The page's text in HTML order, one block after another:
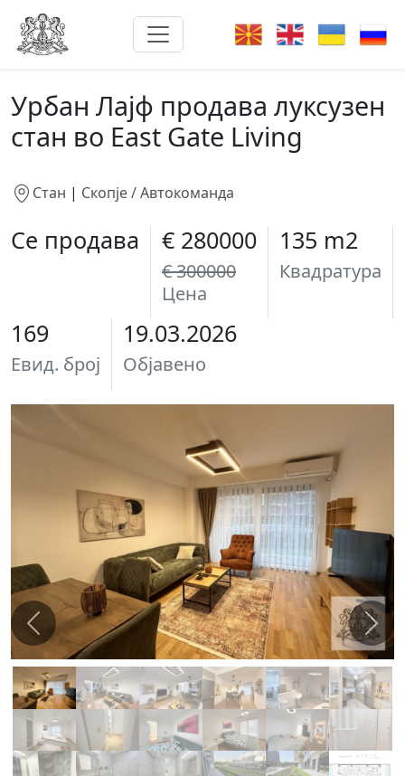
Урбан Лајф продава луксузен
стан во East Gate Living
Стан | Скопје / Автокоманда
Се продава € 280000
€ 300000
Цена
135 m2
Квадратура
169
Евид. број
19.03.2026
Објавено